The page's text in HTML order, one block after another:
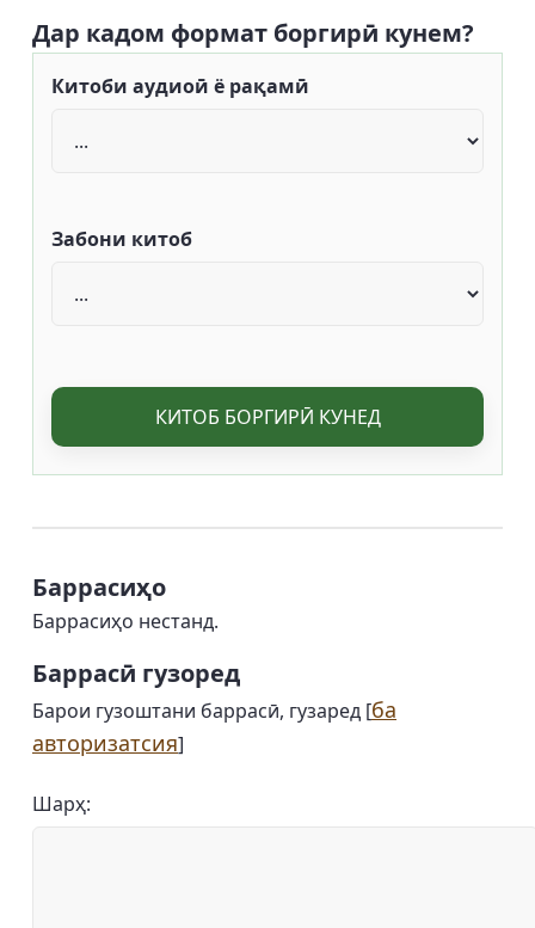
Дар кадом формат боргирӣ кунем?
Китоби аудиоӣ ё рақамӣ
Забони китоб
КИТОБ БОРГИРӢ КУНЕД
Баррасиҳо
Баррасиҳо нестанд.
Баррасӣ гузоред
Барои гузоштани баррасӣ, гузаред [ба
авторизатсия]
Шарҳ: